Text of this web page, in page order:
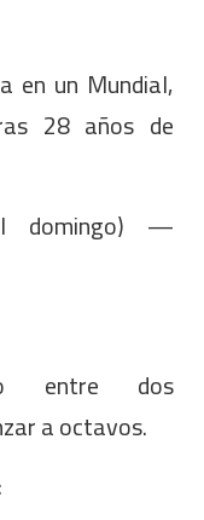
en un Mundial,
28 años de
domingo) —
entre dos
a octavos.